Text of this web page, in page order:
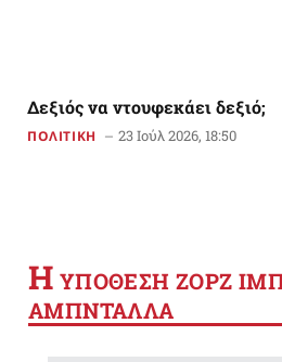
Δεξιός να ντουφεκάει δεξιό;
ΠΟΛΙΤΙΚΗ 23 Ιούλ 2026, 18:50
Η YΠΟΘΕΣΗ ΖΟΡΖ
ΑΜΠΝΤΑΛΛΑ